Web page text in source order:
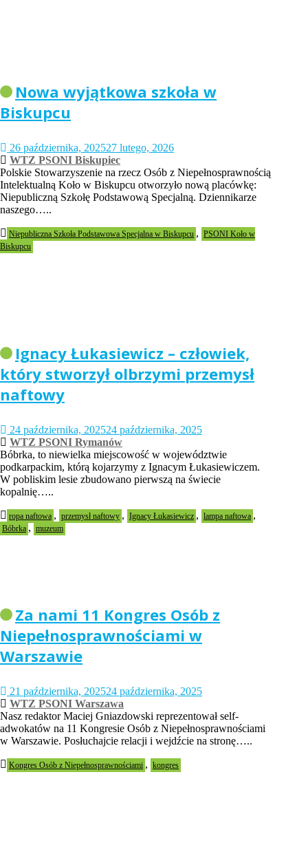
Nowa wyjątkowa szkoła w
Biskupcu
26 października, 202527 lutego, 2026
WTZ PSONI Biskupiec
Polskie Stowarzyszenie na rzecz Osób z Niepełnosprawnością
Intelektualną Koło w Biskupcu otworzyło nową placówkę:
Niepubliczną Szkołę Podstawową Specjalną. Dziennikarze
naszego…..
Niepubliczna Szkoła Podstawowa Specjalna w Biskupcu , PSONI Koło w
Biskupcu
Ignacy Łukasiewicz – człowiek,
który stworzył olbrzymi przemysł
naftowy
24 października, 202524 października, 2025
WTZ PSONI Rymanów
Bóbrka, to niewielka miejscowość w województwie
podkarpackim, którą kojarzymy z Ignacym Łukasiewiczem.
W pobliskim lesie zbudowano pierwszą na świecie
kopalnię…..
ropa naftowa , przemysł naftowy , Ignacy Łukasiewicz , lampa naftowa ,
Bóbrka , muzeum
Za nami 11 Kongres Osób z
Niepełnosprawnościami w
Warszawie
21 października, 202524 października, 2025
WTZ PSONI Warszawa
Nasz redaktor Maciej Gniazdowski reprezentował self-
adwokatów na 11 Kongresie Osób z Niepełnosprawnościami
w Warszawie. Posłuchajcie relacji i wejdźcie na stronę…..
Kongres Osób z Niepełnosprawnościami , kongres